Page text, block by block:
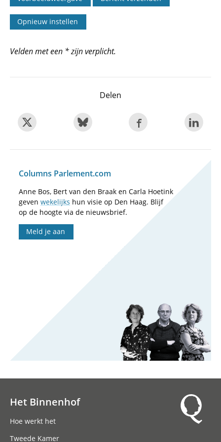
Velden met een * zijn verplicht.
Delen
Columns Parlement.com
Anne Bos, Bert van den Braak en Carla Hoetink
geven wekelijks hun visie op Den Haag. Blijf
op de hoogte via de nieuwsbrief.
Meld je aan
Het Binnenhof
Hoe werkt het
Tweede Kamer